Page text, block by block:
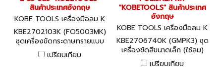
สินค้าประเทศอังกฤษ
KOBE TOOLS เครื่องมือลม K
BE2702103K (FO5003MK)
KBE2702103K (FO5003MK)
ชุดเครื่องขัดกระดาษทรายแบบ
กลม (เล็ก) ใช้กระดาษทรายกลม
2 นิ้ว-3นิ้ว "KOBETOOLS"
เปรียบเทียบ
"KOBETOOLS" สินค้าประเทศ
อังกฤษ
KOBE TOOLS เครื่องมือลม K
BE2706740K (GMPK3)
KBE2706740K (GMPK3) ชุด
เครื่องขัดสีขนาดเล็ก (ใช้ลม)
ขนาด 75 มม. (3 นิ้ว) MINI
POLISHER KIT
เปรียบเทียบ